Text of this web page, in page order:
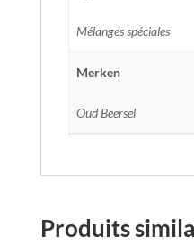
Mélanges spéciales
Merken
Oud Beersel
Produits